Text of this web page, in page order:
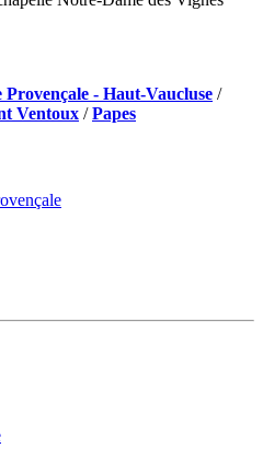
Provençale - Haut-Vaucluse /
Ventoux /Papes